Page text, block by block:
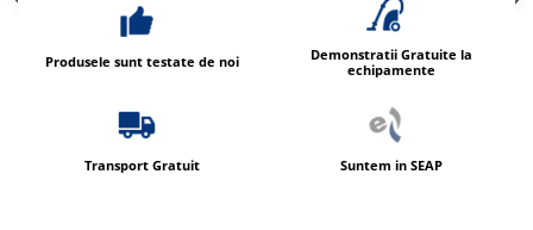
Dispensere rola prosop hartie
servetele faciale
Dozatoare sapun lichid
Uscatoare de maini si par
Uscatoare de maini
Produsele sunt testate de noi
Demonstratii Gratuite la
echipamente
Transport Gratuit Suntem in SEAP